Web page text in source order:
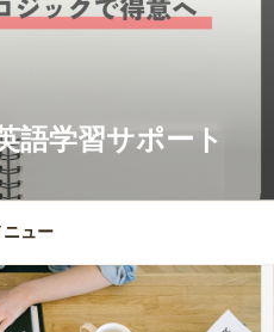
語学習サポート
ニュー